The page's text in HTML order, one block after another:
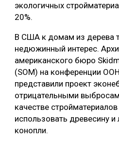
экологичных
20%.
В США к домам из дерева
недюжинный интерес.
американского бюро
(SOM) на конференции
представили проект
отрицательными
качестве
использовать древесину
конопли.